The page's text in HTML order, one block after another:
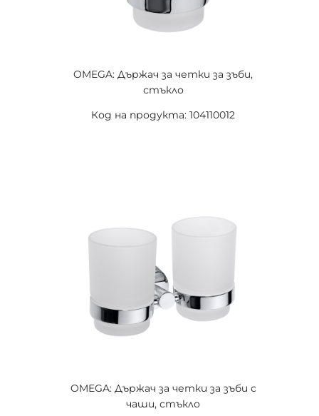
OMEGA: Държач за четки за зъби,
стъкло
Код на продукта: 104110012
OMEGA: Държач за четки за зъби с
чаши, стъкло